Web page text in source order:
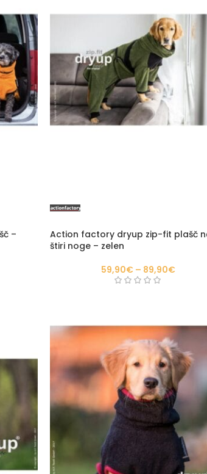
–
Action factory dryup zip-fit plašč
štiri noge – zelen
59,90€ – 89,90€